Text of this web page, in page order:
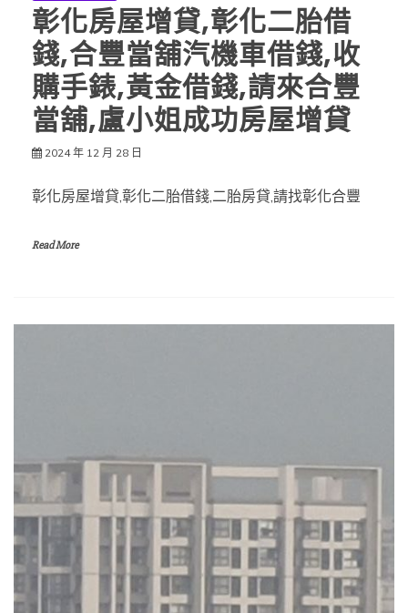
彰化房屋增貸,彰化二胎借
錢,合豐當舖汽機車借錢,收
購手錶,黃金借錢,請來合豐
當舖,盧小姐成功房屋增貸
2024 年 12 月 28 日
彰化房屋增貸,彰化二胎借錢,二胎房貸,請找彰化合豐
Read More